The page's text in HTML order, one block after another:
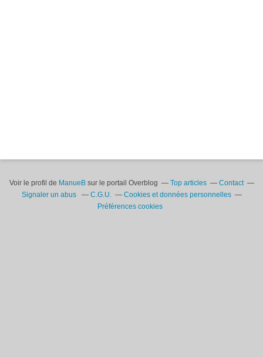
Voir le profil de ManueBsur le portail Overblog Top articles
Contact
Signaler un abus
C.G.U.
Cookies et données personnelles
Préférences cookies